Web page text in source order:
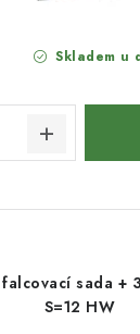
Skladem u
sada +
S=12 HW